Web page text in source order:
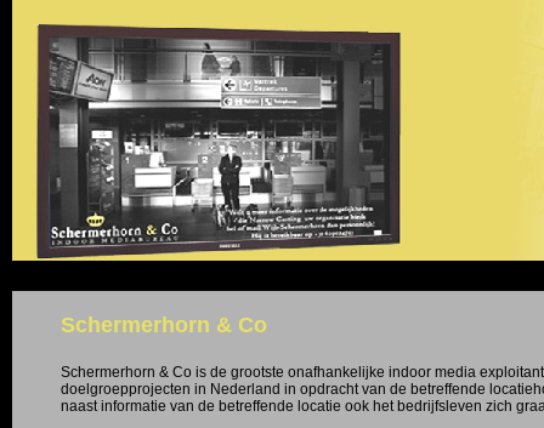
Schermerhorn & Co
Schermerhorn & Co is de grootste onafhankelijke indoor media
doelgroepprojecten in Nederland in opdracht van de betreffende
naast informatie van de betreffende locatie ook het bedrijfsleven zich